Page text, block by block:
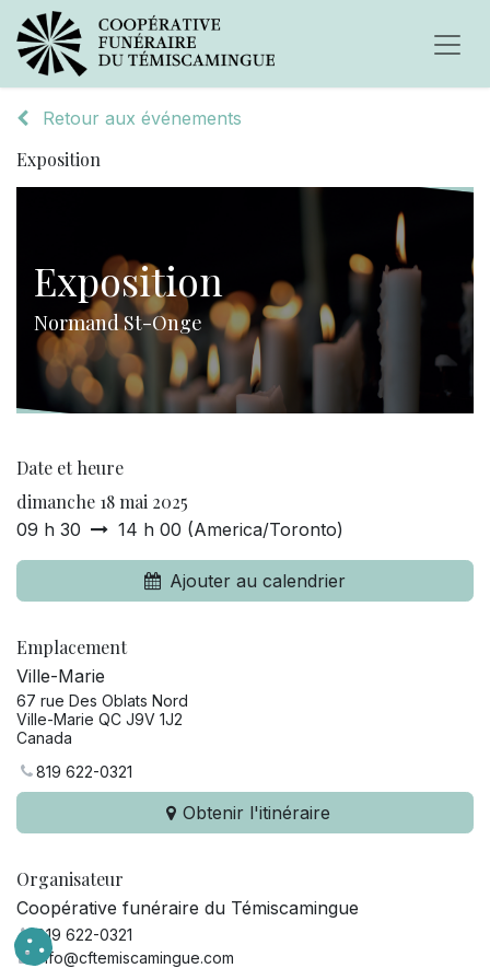
Retour aux événements
Exposition
Exposition
Normand St-Onge
Date et heure
dimanche 18 mai 2025
09 h 30 14 h 00 (America/Toronto)
Ajouter au calendrier
Emplacement
Ville-Marie
67 rue Des Oblats Nord
Ville-Marie QC J9V 1J2
Canada
819 622-0321
Obtenir l'itinéraire
Organisateur
Coopérative funéraire du Témiscamingue
819 622-0321
info@cftemiscamingue.com